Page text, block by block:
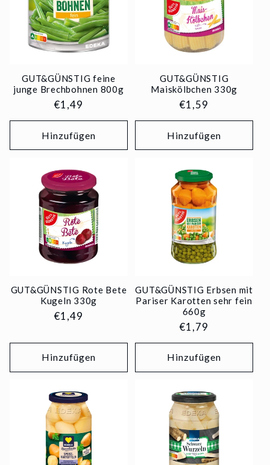
GUT&GÜNSTIG feine
junge Brechbohnen 800g
Normaler
Preis
€1,49
Hinzufügen
GUT&GÜNSTIG
Maiskölbchen 330g
Normaler
Preis
€1,59
Hinzufügen
GUT&GÜNSTIG Rote Bete
Kugeln 330g
Normaler
€1,49
Hinzufügen
GUT&GÜNSTIG Erbsen mit
Pariser Karotten sehr fein
660g
Normaler
Preis
€1,79
Hinzufügen